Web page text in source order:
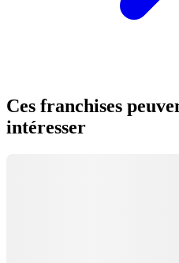
Ces franchises
intéresser